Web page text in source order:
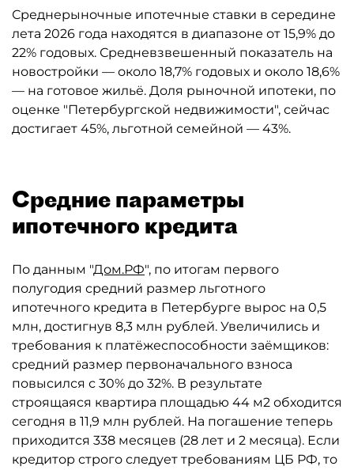
Среднерыночные ипотечные ставки в середине
лета 2026 года находятся в диапазоне от 15,9% до
22% годовых. Средневзвешенный показатель на
новостройки — около 18,7% годовых и около 18,6%
— на готовое жильё. Доля рыночной ипотеки, по
оценке "Петербургской недвижимости", сейчас
достигает 45%, льготной семейной — 43%.
Средние параметры
ипотечного кредита
По данным "Дом.РФ", по итогам первого
полугодия средний размер льготного
ипотечного кредита в Петербурге вырос на 0,5
млн, достигнув 8,3 млн рублей. Увеличились и
требования к платёжеспособности заёмщиков:
средний размер первоначального взноса
повысился с 30% до 32%. В результате
строящаяся квартира площадью 44 м2 обходится
сегодня в 11,9 млн рублей. На погашение теперь
приходится 338 месяцев (28 лет и 2 месяца). Если
кредитор строго следует требованиям ЦБ РФ, то